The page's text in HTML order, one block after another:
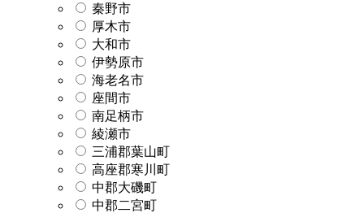
秦野市
厚木市
大和市
伊勢原市
海老名市
座間市
南足柄市
綾瀬市
三浦郡葉山町
高座郡寒川町
中郡大磯町
中郡二宮町